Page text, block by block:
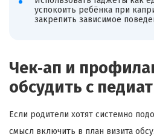
успокоить ребёнка при
закрепить зависимое
Чек‑ап и
обсудить с
Если родители хотят системно
смысл включить в план визита